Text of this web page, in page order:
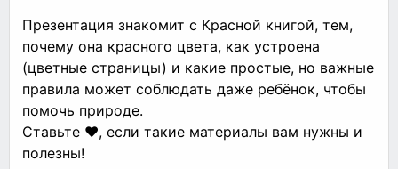
Презентация знакомит с Красной книгой, тем,
почему она красного цвета, как устроена
(цветные страницы) и какие простые, но важные
правила может соблюдать даже ребёнок, чтобы
помочь природе.
Ставьте ❤, если такие материалы вам нужны и
полезны!